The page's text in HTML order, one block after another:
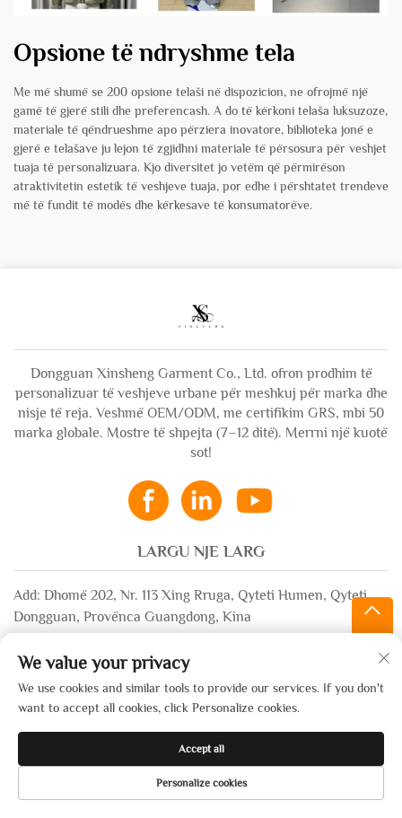
Opsione të ndryshme tela
Me më shumë se 200 opsione telaši në dispozicion, ne ofrojmë një
gamë të gjerë stili dhe preferencash. A do të kërkoni telaša luksuzoze,
materiale të qëndrueshme apo përziera inovatore, biblioteka jonë e
gjerë e telašave ju lejon të zgjidhni materiale të përsosura për veshjet
tuaja të personalizuara. Kjo diversitet jo vetëm që përmirëson
atraktivitetin estetik të veshjeve tuaja, por edhe i përshtatet trendeve
më të fundit të modës dhe kërkesave të konsumatorëve.
Dongguan Xinsheng Garment Co., Ltd. ofron prodhim të
personalizuar të veshjeve urbane për meshkuj për marka dhe
nisje të reja. Veshmë OEM/ODM, me certifikim GRS, mbi 50
marka globale. Mostre të shpejta (7–12 ditë). Merrni një kuotë
sot!
LARGU NJE LARG
Add: Dhomë 202, Nr. 113 Xing Rruga, Qyteti Humen, Qyteti
Dongguan, Provënca Guangdong, Kina
+86-13532483058
Politika e privatësisë
We value your privacy
We use cookies and similar tools to provide our services. If you don't
want to accept all cookies, click Personalize cookies.
Personalize cookies
Accept all